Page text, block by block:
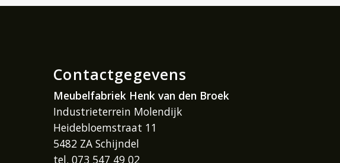
Contactgegevens
Meubelfabriek Henk van den Broek
Industrieterrein Molendijk
Heidebloemstraat 11
5482 ZA Schijndel
tel. 073 547 49 02